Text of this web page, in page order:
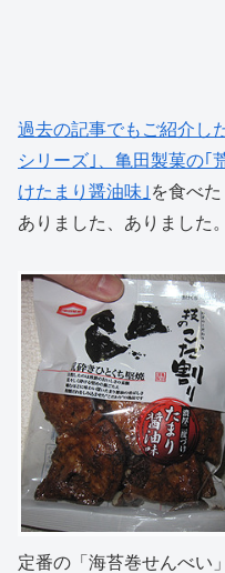
過去の記事でもご紹介し
シリーズ｣、亀田製菓の｢
けたまり醤油味｣ を食べ
ありました、ありました。
定番の「海苔巻せんべい